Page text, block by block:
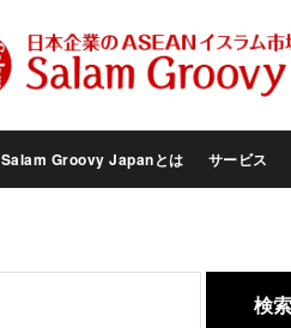
Salam Groovy Japanとは サービス